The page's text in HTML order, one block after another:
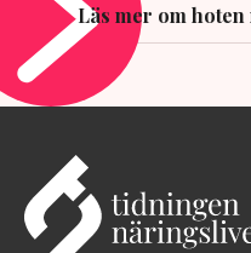
Läs mer om